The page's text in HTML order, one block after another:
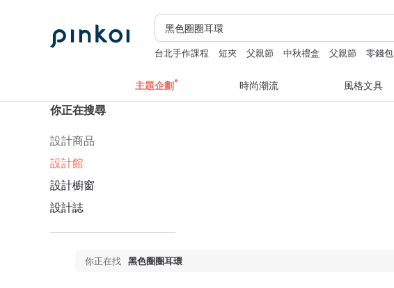
台北手作課程 短夾 父親節 中秋禮盒 父親節 零錢包
主題企劃 時尚潮流 風格文具
你正在搜尋
設計商品
設計館
設計櫥窗
設計誌
你正在找 黑色圈圈耳環